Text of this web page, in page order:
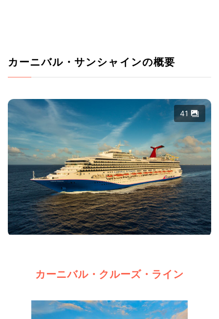
カーニバル・サンシャインの概要
41
カーニバル・クルーズ・ライン